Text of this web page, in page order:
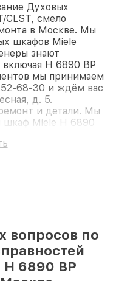
Духовых
CLST, смело
в Москве. Мы
шкафов Miele
знают
H 6890 BP
мы принимаем
68-30 и ждём вас
д. 5.
и детали. Мы
шкаф Miele H 6890
вопросов по
6890 BP